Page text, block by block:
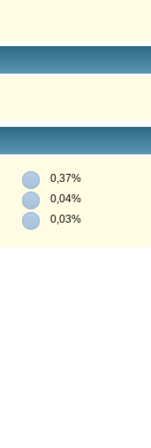
0,37%
0,04%
0,03%